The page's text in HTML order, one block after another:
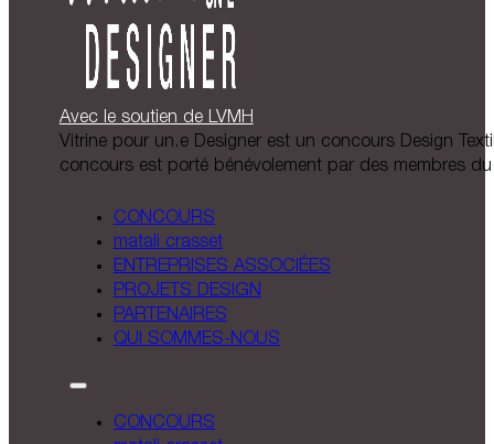
Avec le soutien de LVMH
Vitrine pour un.e Designer est un concours Design
concours est porté bénévolement par des membres
CONCOURS
matali crasset
ENTREPRISES ASSOCIÉES
PROJETS DESIGN
PARTENAIRES
QUI SOMMES-NOUS
CONCOURS